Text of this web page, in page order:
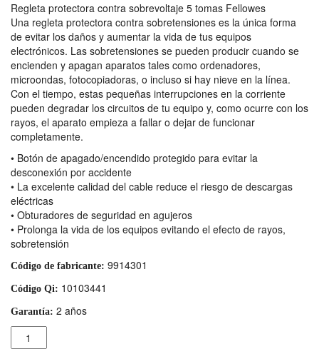
Regleta protectora contra sobrevoltaje 5 tomas Fellowes
Una regleta protectora contra sobretensiones es la única forma
de evitar los daños y aumentar la vida de tus equipos
electrónicos. Las sobretensiones se pueden producir cuando se
encienden y apagan aparatos tales como ordenadores,
microondas, fotocopiadoras, o incluso si hay nieve en la línea.
Con el tiempo, estas pequeñas interrupciones en la corriente
pueden degradar los circuitos de tu equipo y, como ocurre con los
rayos, el aparato empieza a fallar o dejar de funcionar
completamente.
• Botón de apagado/encendido protegido para evitar la
desconexión por accidente
• La excelente calidad del cable reduce el riesgo de descargas
eléctricas
• Obturadores de seguridad en agujeros
• Prolonga la vida de los equipos evitando el efecto de rayos,
sobretensión
Código de fabricante: 9914301
Código Qi: 10103441
Garantía: 2 años
Cantidad